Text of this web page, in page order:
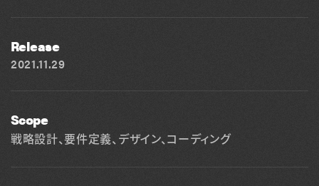
Release
2021.11.29
Scope
戦略設計、要件定義、デザイン、コーディング